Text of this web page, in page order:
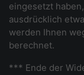
eingesetzt
ausdrücklich
werden Ihnen
berechnet.
*** Ende der